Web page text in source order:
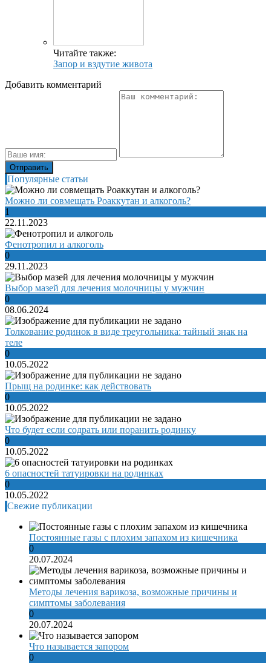
Читайте также:
Запор и вздутие живота
Добавить комментарий
Популярные статьи
Можно ли совмещать Роаккутан и алкоголь?
1
22.11.2023
Фенотропил и алкоголь
0
29.11.2023
Выбор мазей для лечения молочницы у мужчин
0
08.06.2024
Толкование родинок в виде треугольника: тайный знак на
теле
0
10.05.2022
Прыщ на родинке: как действовать
0
10.05.2022
Что будет если содрать или поранить родинку
0
10.05.2022
6 опасностей татуировки на родинках
0
10.05.2022
Свежие публикации
Постоянные газы с плохим запахом из кишечника
0
20.07.2024
Методы лечения варикоза, возможные причины и
симптомы заболевания
0
20.07.2024
Что называется запором
0